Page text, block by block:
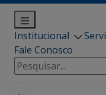
Institucional
Fale Conosco
Pesquisar
por: